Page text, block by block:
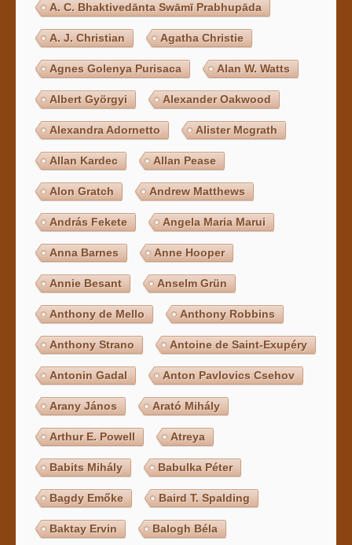
A. C. Bhaktivedānta Swāmī Prabhupāda
A. J. Christian Agatha Christie
Agnes Golenya Purisaca Alan W. Watts
Albert Györgyi Alexander Oakwood
Alexandra Adornetto Alister Mcgrath
Allan Kardec Allan Pease
Alon Gratch Andrew Matthews
András Fekete Angela Maria Marui
Anna Barnes Anne Hooper
Annie Besant Anselm Grün
Anthony de Mello Anthony Robbins
Anthony Strano Antoine de Saint-Exupéry
Antonin Gadal Anton Pavlovics Csehov
Arany János Arató Mihály
Arthur E. Powell Atreya
Babits Mihály Babulka Péter
Bagdy Emőke Baird T. Spalding
Baktay Ervin Balogh Béla